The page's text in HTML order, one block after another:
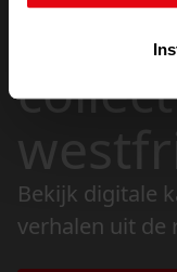
Bekijk digitale
verhalen uit de